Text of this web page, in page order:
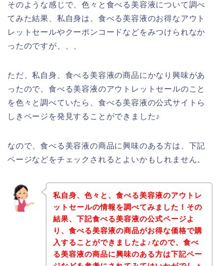
そのような感じで、色々と食べる美容液について調べ
てみた結果、私自身は、食べる美容液のお得なアウト
レットセールやクーポンコードなどをみつけられなか
ったのですが、、、
ただ、私自身、食べる美容液の商品にかなり興味があ
ったので、食べる美容液のアウトレットセールのこと
を色々と調べていたら、食べる美容液の公式サイトら
しきページを発見することができました♪
なので、食べる美容液の商品に興味のある方は、下記
ページなどをチェックされるとよいかもしれません。
私自身、色々と、食べる美容液のアウトレ
ットセールの情報を調べてみました！その
結果、下記食べる美容液の公式ページよ
り、食べる美容液の商品がお得な価格で購
入することができましたよ♪なので、食べ
る美容液の商品に興味のある方は下記ペー